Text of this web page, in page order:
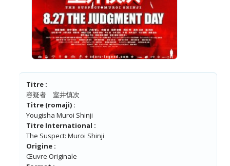
Titre :
容疑者 室井慎次
Titre (romaji) :
Yougisha Muroi Shinji
Titre International :
The Suspect: Muroi Shinji
Origine :
Œuvre Originale